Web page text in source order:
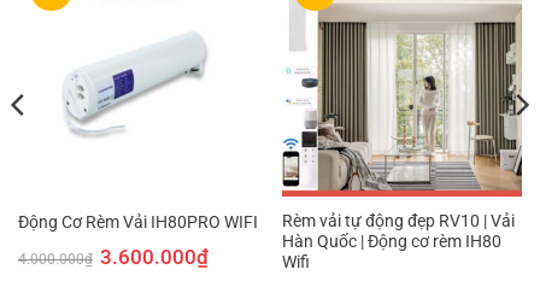
Động Cơ Rèm Vải IH80PRO WIFI
4.000.000₫ Giá
gốc
3.600.000₫Giá
Rèm vải tự động đẹp RV10 | Vải
Hàn Quốc | Động cơ rèm IH80
Wifi